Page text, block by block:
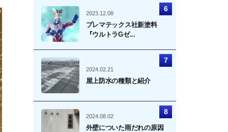
2023.12.08
プレマテックス社新塗料
『ウルトラGゼ...
2024.02.21
屋上防水の種類と紹介
2024.08.02
外壁についた雨だれの原因